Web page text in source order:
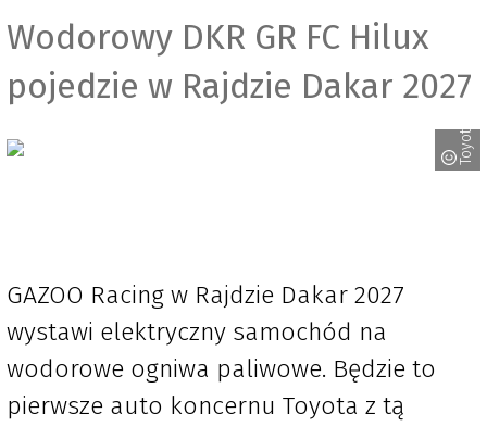
Wodorowy DKR GR FC Hilux
pojedzie w Rajdzie Dakar 2027
Toyota
GAZOO Racing w Rajdzie Dakar 2027
wystawi elektryczny samochód na
wodorowe ogniwa paliwowe. Będzie to
pierwsze auto koncernu Toyota z tą